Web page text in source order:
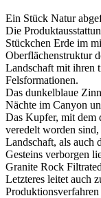
Ein Stück Natur
Die
Stückchen Erde im
Oberflächenstruktur
Landschaft mit ihren
Felsformationen.
Das dunkelblaue
Nächte im Canyon
Das Kupfer, mit dem
veredelt worden
Landschaft, als auch
Gesteins verborgen
Granite Rock
Letzteres leitet auch